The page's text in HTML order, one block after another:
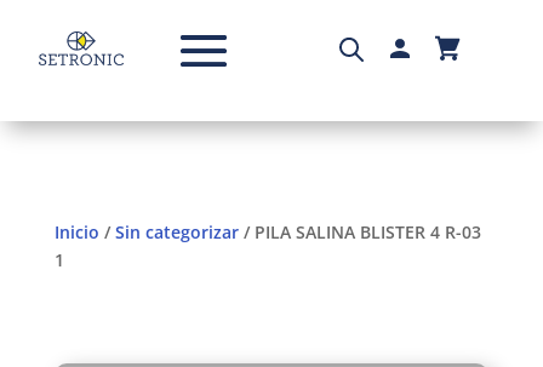
Inicio /Sin categorizar/ PILA SALINA BLISTER 4 R-03
1